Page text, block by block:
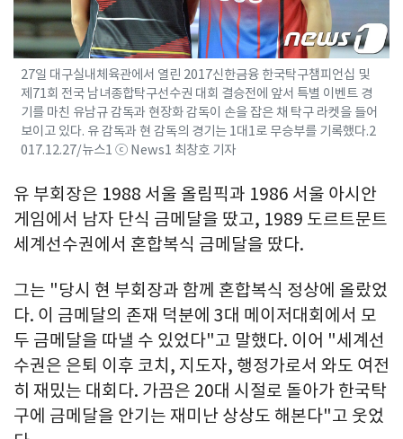
27일 대구실내체육관에서 열린 2017신한금융 한국탁구챔피언십 및
제71회 전국 남녀종합탁구선수권 대회 결승전에 앞서 특별 이벤트 경
기를 마친 유남규 감독과 현장화 감독이 손을 잡은 채 탁구 라켓을 들어
보이고 있다. 유 감독과 현 감독의 경기는 1대1로 무승부를 기록했다.2
017.12.27/뉴스1 ⓒ News1 최창호 기자
유 부회장은 1988 서울 올림픽과 1986 서울 아시안
게임에서 남자 단식 금메달을 땄고, 1989 도르트문트
세계선수권에서 혼합복식 금메달을 땄다.
그는 "당시 현 부회장과 함께 혼합복식 정상에 올랐었
다. 이 금메달의 존재 덕분에 3대 메이저대회에서 모
두 금메달을 따낼 수 있었다"고 말했다. 이어 "세계선
수권은 은퇴 이후 코치, 지도자, 행정가로서 와도 여전
히 재밌는 대회다. 가끔은 20대 시절로 돌아가 한국탁
구에 금메달을 안기는 재미난 상상도 해본다"고 웃었